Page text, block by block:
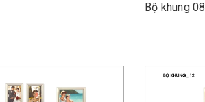
Bộ khung 08